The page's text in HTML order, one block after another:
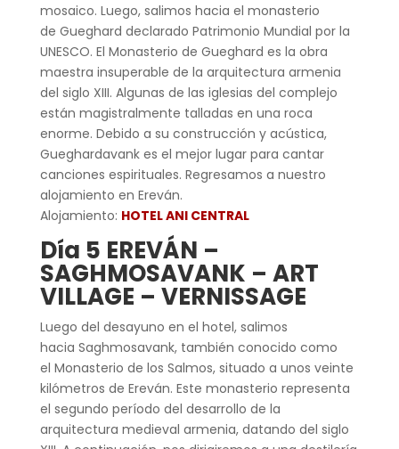
mosaico. Luego, salimos hacia el monasterio
de Gueghard declarado Patrimonio Mundial por la
UNESCO. El Monasterio de Gueghard es la obra
maestra insuperable de la arquitectura armenia
del siglo XIII. Algunas de las iglesias del complejo
están magistralmente talladas en una roca
enorme. Debido a su construcción y acústica,
Gueghardavank es el mejor lugar para cantar
canciones espirituales. Regresamos a nuestro
alojamiento en Ereván.
Alojamiento: HOTEL ANI CENTRAL
Día 5 EREVÁN –
SAGHMOSAVANK – ART
VILLAGE – VERNISSAGE
Luego del desayuno en el hotel, salimos
hacia Saghmosavank, también conocido como
el Monasterio de los Salmos, situado a unos veinte
kilómetros de Ereván. Este monasterio representa
el segundo período del desarrollo de la
arquitectura medieval armenia, datando del siglo